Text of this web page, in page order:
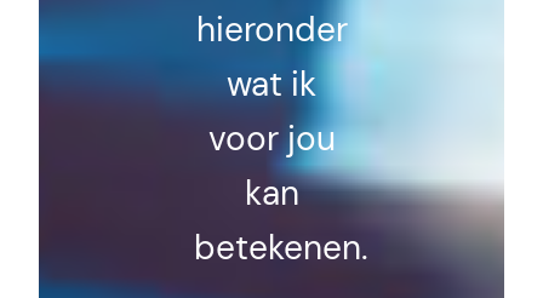
hieronder
wat ik
voor jou
kan
betekenen.